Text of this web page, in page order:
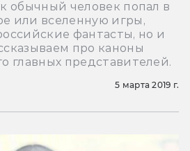
обычный человек попал в
или вселенную игры,
фантасты, но и
про каноны
главных представителей.
5 марта 2019 г.